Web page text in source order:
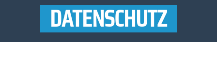
DATENSCHUTZ